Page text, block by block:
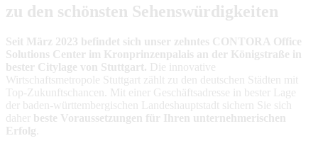
zu den schönsten Sehenswürdigkeiten
Seit März 2023 befindet sich unser zehntes CONTORA Office
Solutions Center im Kronprinzenpalais an der Königstraße in
bester Citylage von Stuttgart. Die innovative
Wirtschaftsmetropole Stuttgart zählt zu den deutschen Städten mit
Top-Zukunftschancen. Mit einer Geschäftsadresse in bester Lage
der baden-württembergischen Landeshauptstadt sichern Sie sich
daher beste Voraussetzungen für Ihren unternehmerischen
Erfolg